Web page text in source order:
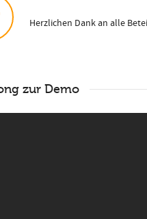
Herzlichen Dank an alle
zur Demo